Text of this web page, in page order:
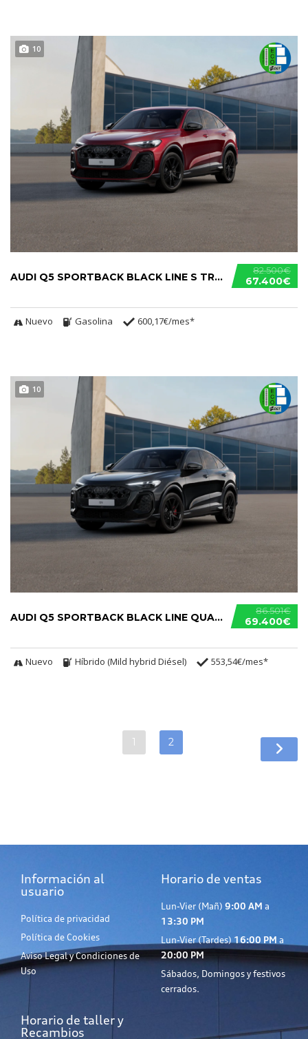
10
82.500€
67.400€
AUDI Q5 SPORTBACK BLACK LINE S TRONIC TFSI
Nuevo Gasolina 600,17€/mes*
10
86.501€
69.400€
AUDI Q5 SPORTBACK BLACK LINE QUATTRO S TRONIC TDI
Nuevo Híbrido (Mild hybrid Diésel) 553,54€/mes*
1 2
Información al
usuario
Política de privacidad
Política de Cookies
Aviso Legal y Condiciones de
Uso
Horario de ventas
Lun-Vier (Mañ) 9:00 AM a
13:30 PM
Lun-Vier (Tardes) 16:00 PM a
20:00 PM
Sábados, Domingos y festivos
cerrados.
Horario de taller y
Recambios